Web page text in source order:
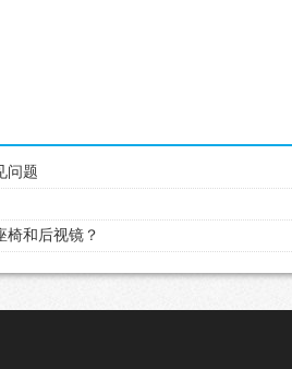
问题
椅和后视镜？